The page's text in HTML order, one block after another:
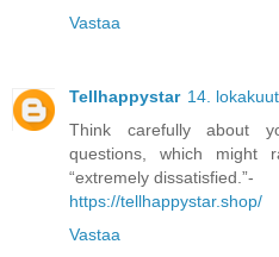
Vastaa
Tellhappystar 14.
Think carefully about
questions, which might
“extremely dissatisfied.”-
https://tellhappystar.shop/
Vastaa